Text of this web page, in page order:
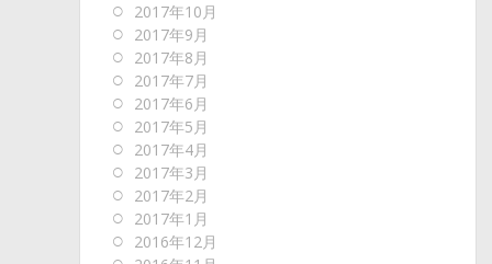
2017年10月
2017年9月
2017年8月
2017年7月
2017年6月
2017年5月
2017年4月
2017年3月
2017年2月
2017年1月
2016年12月